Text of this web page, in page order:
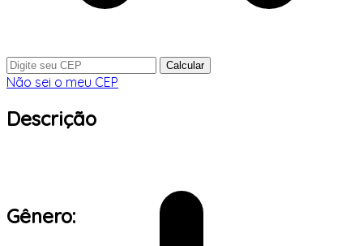
Calcular
Não sei o meu CEP
Descrição
Gênero: